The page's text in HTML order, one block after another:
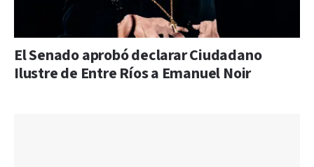
El Senado aprobó declarar Ciudadano
Ilustre de Entre Ríos a Emanuel Noir